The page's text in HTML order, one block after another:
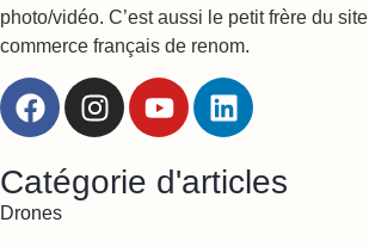
photo/vidéo. C’est aussi le petit frère du site
commerce français de renom.
Catégorie d'articles
Drones